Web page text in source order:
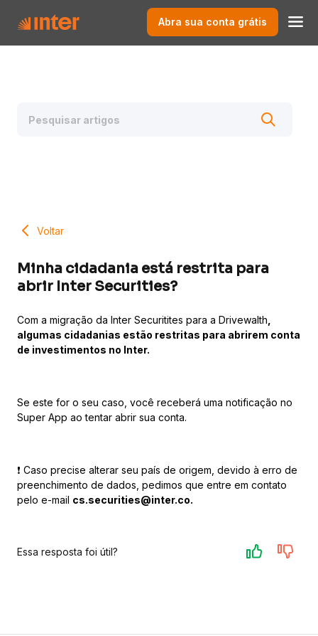
Abra sua conta grátis
Voltar
Minha cidadania está restrita para
abrir Inter Securities?
Com a migração da Inter Securitites para a Drivewalth
algumas cidadanias estão restritas para abrirem conta
de investimentos no Inter.
Se este for o seu caso, você receberá uma notificação no
Super App ao tentar abrir sua conta.
❗️ Caso precise alterar seu país de origem, devido à erro de
preenchimento de dados, pedimos que entre em contato
pelo e-mail cs.securities@inter.co.
Essa resposta foi útil?